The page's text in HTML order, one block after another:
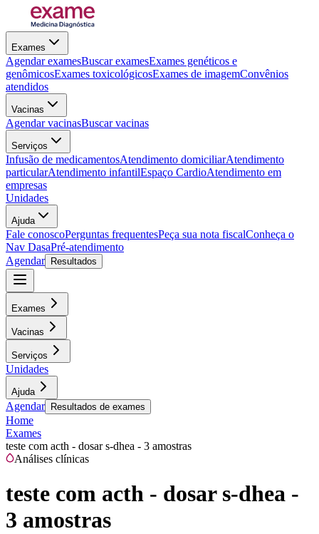
Exames
Agendar examesBuscar examesExames genéticos e
genômicosExames toxicológicosExames de imagemConvênios
atendidos
Vacinas
Agendar vacinasBuscar vacinas
Serviços
Infusão de medicamentosAtendimento domiciliarAtendimento
particularAtendimento infantilEspaço CardioAtendimento em
empresas
Unidades
Ajuda
Fale conoscoPerguntas frequentesPeça sua nota fiscalConheça o
Nav DasaPré-atendimento
Agendar
Resultados
Exames
Vacinas
Serviços
Unidades
Ajuda
Agendar Resultados de exames
Home
Exames
teste com acth - dosar s-dhea - 3 amostras
Análises clínicas
teste com acth - dosar s-dhea -
3 amostras